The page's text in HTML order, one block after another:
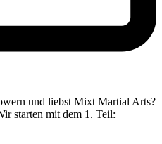
und liebst Mixt Martial Arts?
starten mit dem 1. Teil: